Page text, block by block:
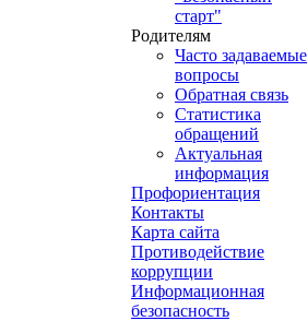
старт"
Родителям
Часто задаваемые
вопросы
Обратная связь
Статистика
обращений
Актуальная
информация
Профориентация
Контакты
Карта сайта
Противодействие
коррупции
Информационная
безопасность